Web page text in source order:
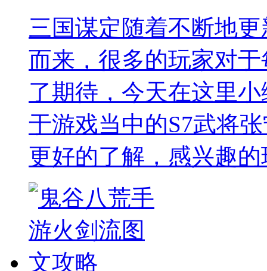
三国谋定随着不断地
而来，很多的玩家对
了期待，今天在这里
于游戏当中的S7武将
更好的了解，感兴趣